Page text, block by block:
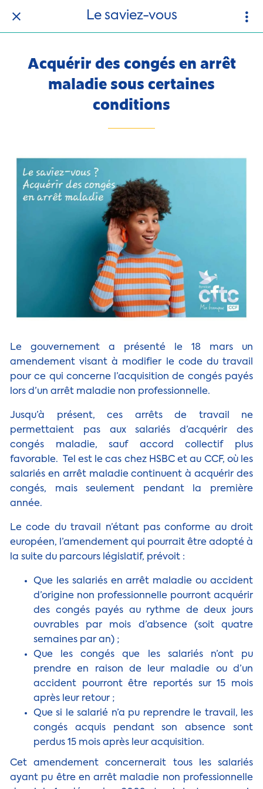
Le saviez-vous
Acquérir des congés en arrêt
maladie sous certaines
conditions
Le gouvernement a présenté le 18 mars un
amendement visant à modifier le code du travail
pour ce qui concerne l’acquisition de congés payés
lors d’un arrêt maladie non professionnelle.
Jusqu’à présent, ces arrêts de travail ne
permettaient pas aux salariés d’acquérir des
congés maladie, sauf accord collectif plus
favorable. Tel est le cas chez HSBC et au CCF, où les
salariés en arrêt maladie continuent à acquérir des
congés, mais seulement pendant la première
année.
Le code du travail n’étant pas conforme au droit
européen, l’amendement qui pourrait être adopté à
la suite du parcours législatif, prévoit :
Que les salariés en arrêt maladie ou accident
d’origine non professionnelle pourront acquérir
des congés payés au rythme de deux jours
ouvrables par mois d’absence (soit quatre
semaines par an) ;
Que les congés que les salariés n’ont pu
prendre en raison de leur maladie ou d’un
accident pourront être reportés sur 15 mois
après leur retour ;
Que si le salarié n’a pu reprendre le travail, les
congés acquis pendant son absence sont
perdus 15 mois après leur acquisition.
Cet amendement concernerait tous les salariés
ayant pu être en arrêt maladie non professionnelle